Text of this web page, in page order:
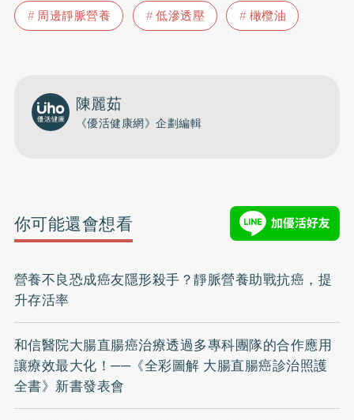
周邊靜脈營養
低滲透壓 橄欖油
陳麗茹
《優活健康網》企劃編輯
你可能還會想看
營養不良恐成癌友隱形殺手？靜脈營養助戰抗癌，提
升存活率
和信醫院大腸直腸癌治療透過多專科團隊的合作應用
讓療效最大化！──《全彩圖解 大腸直腸癌診治照護
全書》新書發表會